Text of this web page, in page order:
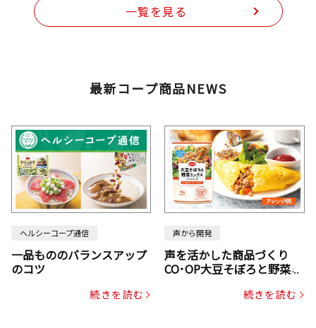
一覧を見る
最新コープ商品NEWS
ヘルシーコープ通信
一品もののバランスアップ
のコツ
続きを読む
声から開発
声を活かした商品づくり
CO･OP大豆そぼろと野菜ミ
じん・コーン入り）続きを読む